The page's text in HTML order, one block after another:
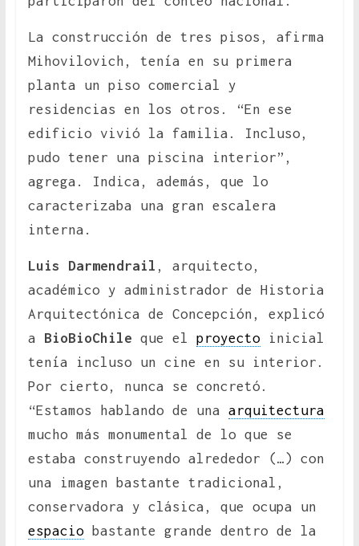
La construcción de tres pisos, afirma
Mihovilovich, tenía en su primera
planta un piso comercial y
residencias en los otros. “En ese
edificio vivió la familia. Incluso,
pudo tener una piscina interior”,
agrega. Indica, además, que lo
caracterizaba una gran escalera
interna.
Luis Darmendrail , arquitecto,
académico y administrador de Historia
Arquitectónica de Concepción, explicó
a BioBioChile que el proyectoinicial
tenía incluso un cine en su interior.
Por cierto, nunca se concretó.
“Estamos hablando de una arquitectura
mucho más monumental de lo que se
estaba construyendo alrededor (…) con
una imagen bastante tradicional,
conservadora y clásica, que ocupa un
espaciobastante grande dentro de la